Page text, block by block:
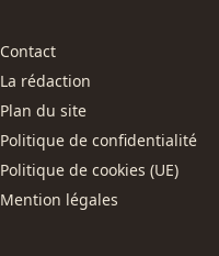
Contact
La rédaction
Plan du site
Politique de confidentialité
Politique de cookies (UE)
Mention légales